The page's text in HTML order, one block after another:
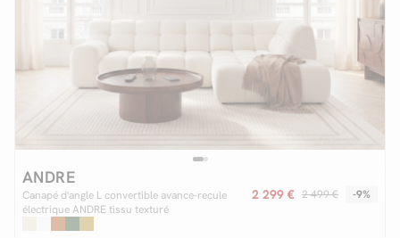
ANDRE
Canapé d'angle L convertible avance-recule
électrique ANDRE tissu texturé
2 299 € 2 499 € -9%